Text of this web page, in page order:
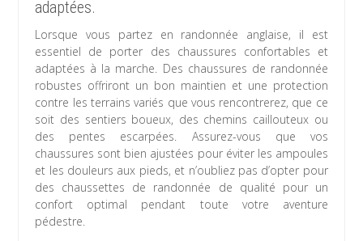
adaptées.
Lorsque vous partez en randonnée anglaise, il est
essentiel de porter des chaussures confortables et
adaptées à la marche. Des chaussures de randonnée
robustes offriront un bon maintien et une protection
contre les terrains variés que vous rencontrerez, que ce
soit des sentiers boueux, des chemins caillouteux ou
des pentes escarpées. Assurez-vous que vos
chaussures sont bien ajustées pour éviter les ampoules
et les douleurs aux pieds, et n’oubliez pas d’opter pour
des chaussettes de randonnée de qualité pour un
confort optimal pendant toute votre aventure
pédestre.